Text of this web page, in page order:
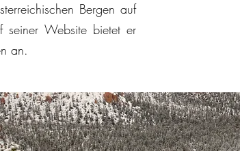
Bergen auf
Website bietet er
an.